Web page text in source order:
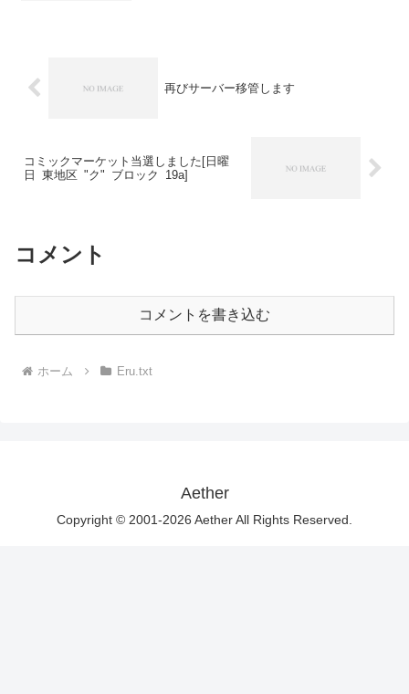
再びサーバー移管します
コミックマーケット当選しました[日曜
日 東地区 "ク" ブロック 19a]
コメント
コメントを書き込む
ホーム Eru.txt
Aether
Copyright © 2001-2026 Aether All Rights Reserved.